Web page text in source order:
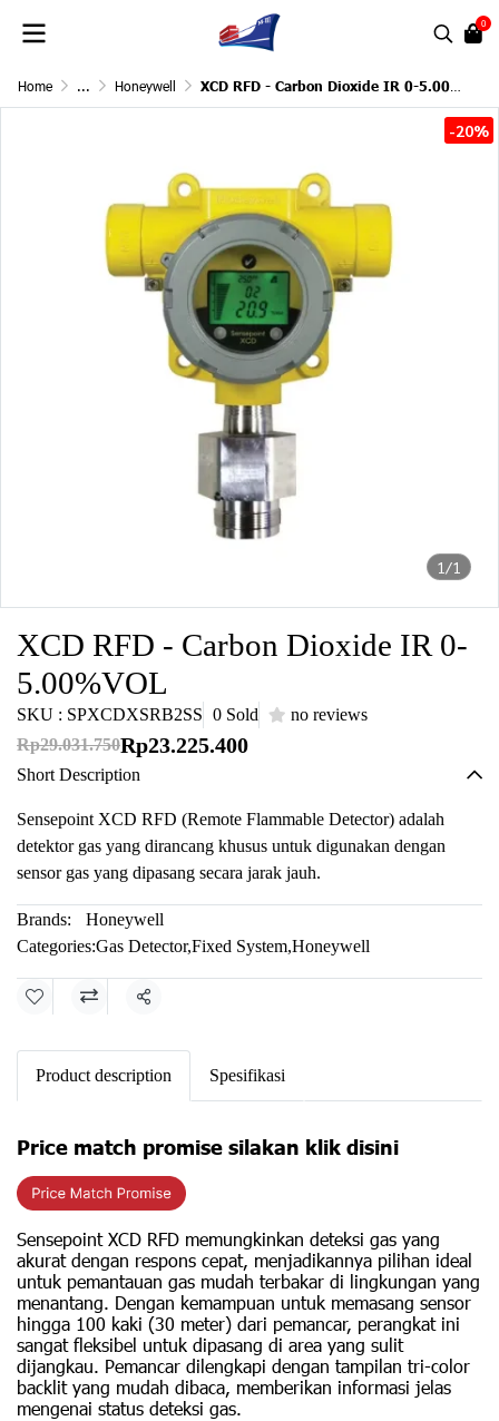
0
Home ... Honeywell XCD RFD - Carbon Dioxide IR 0-5.00%VOL
1/1
-20%
XCD RFD - Carbon Dioxide IR 0-
5.00%VOL
SKU : SPXCDXSRB2SS 0 Sold
no reviews
Rp29.031.750Rp23.225.400
Short Description
Sensepoint XCD RFD (Remote Flammable Detector) adalah
detektor gas yang dirancang khusus untuk digunakan dengan
sensor gas yang dipasang secara jarak jauh.
Brands:
Honeywell
Categories:Gas Detector,Fixed System,Honeywell
Share
Product description Spesifikasi
Price match promise silakan klik disini
Sensepoint XCD RFD memungkinkan deteksi gas yang
akurat dengan respons cepat, menjadikannya pilihan ideal
untuk pemantauan gas mudah terbakar di lingkungan yang
menantang. Dengan kemampuan untuk memasang sensor
hingga 100 kaki (30 meter) dari pemancar, perangkat ini
sangat fleksibel untuk dipasang di area yang sulit
dijangkau. Pemancar dilengkapi dengan tampilan tri-color
backlit yang mudah dibaca, memberikan informasi jelas
mengenai status deteksi gas.